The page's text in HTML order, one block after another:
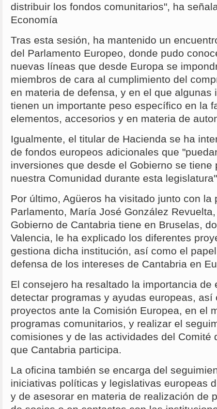
distribuir los fondos comunitarios", ha
Economía
Tras esta sesión, ha mantenido un
del Parlamento Europeo, donde pudo
nuevas líneas que desde Europa se
miembros de cara al cumplimiento del
en materia de defensa, y en el que algunas
tienen un importante peso específico en la
elementos, accesorios y en materia de
Igualmente, el titular de Hacienda se ha
de fondos europeos adicionales que
inversiones que desde el Gobierno se
nuestra Comunidad durante esta
Por último, Agüeros ha visitado junto con la
Parlamento, María José González
Gobierno de Cantabria tiene en Bruselas,
Valencia, le ha explicado los diferentes
gestiona dicha institución, así como el
defensa de los intereses de Cantabria en
El consejero ha resaltado la importancia de
detectar programas y ayudas europeas, así
proyectos ante la Comisión Europea, en el
programas comunitarios, y realizar el
comisiones y de las actividades del Comité
que Cantabria participa.
La oficina también se encarga del
iniciativas políticas y legislativas europeas
y de asesorar en materia de realización de